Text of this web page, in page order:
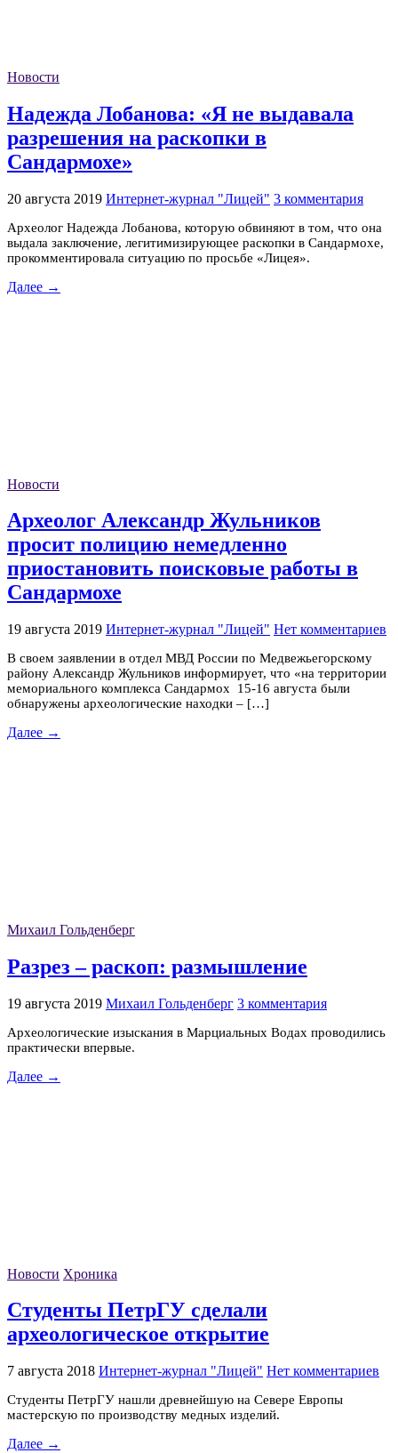
Новости
Надежда Лобанова: «Я не выдавала
разрешения на раскопки в
Сандармохе»
20 августа 2019 Интернет-журнал "Лицей" 3 комментария
Археолог Надежда Лобанова, которую обвиняют в том, что она
выдала заключение, легитимизирующее раскопки в Сандармохе,
прокомментировала ситуацию по просьбе «Лицея».
Далее →
Новости
Археолог Александр Жульников
просит полицию немедленно
приостановить поисковые работы в
Сандармохе
19 августа 2019 Интернет-журнал "Лицей" Нет комментариев
В своем заявлении в отдел МВД России по Медвежьегорскому
району Александр Жульников информирует, что «на территории
мемориального комплекса Сандармох 15-16 августа были
обнаружены археологические находки – […]
Далее →
Михаил Гольденберг
Разрез – раскоп: размышление
19 августа 2019 Михаил Гольденберг 3 комментария
Археологические изыскания в Марциальных Водах проводились
практически впервые.
Далее →
Новости Хроника
Студенты ПетрГУ сделали
археологическое открытие
7 августа 2018 Интернет-журнал "Лицей" Нет комментариев
Студенты ПетрГУ нашли древнейшую на Севере Европы
мастерскую по производству медных изделий.
Далее →